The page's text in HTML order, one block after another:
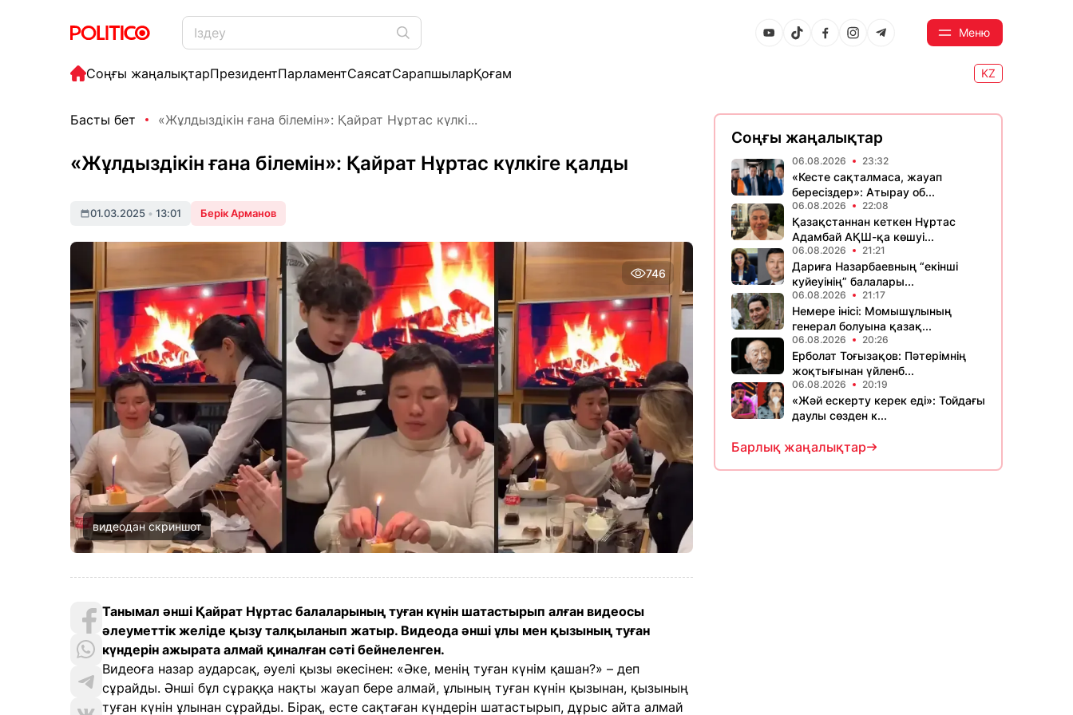
Меню
Соңғы жаңалықтарПрезидентПарламентСаясатСарапшыларҚоғам KZ
Басты бет «Жұлдыздікін ғана білемін»: Қайрат Нұртас күлкі...
«Жұлдыздікін ғана білемін»: Қайрат Нұртас күлкіге қалды
01.03.2025 • 13:01 Берік Арманов
746
видеодан скриншот
Танымал әнші Қайрат Нұртас балаларының туған күнін шатастырып алған видеосы
әлеуметтік желіде қызу талқыланып жатыр. Видеода әнші ұлы мен қызының туған
күндерін ажырата алмай қиналған сәті бейнеленген.
Видеоға назар аударсақ, әуелі қызы әкесінен: «Әке, менің туған күнім қашан?» – деп
сұрайды. Әнші бұл сұраққа нақты жауап бере алмай, ұлының туған күнін қызынан, қызының
туған күнін ұлынан сұрайды. Бірақ, есте сақтаған күндерін шатастырып, дұрыс айта алмай
Соңғы жаңалықтар
06.08.2026 23:32
«Кесте сақталмаса, жауап
бересіздер»: Атырау об...
06.08.2026 22:08
Қазақстаннан кеткен Нұртас
Адамбай АҚШ-қа көшуі...
06.08.2026 21:21
Дариға Назарбаевның “екінші
куйеуінің” балалары...
06.08.2026 21:17
Немере інісі: Момышұлының
генерал болуына қазақ...
06.08.2026 20:26
Ерболат Тоғызақов: Пәтерімнің
жоқтығынан үйленб...
06.08.2026 20:19
«Жәй ескерту керек еді»: Тойдағы
даулы сөзден к...
Барлық жаңалықтар